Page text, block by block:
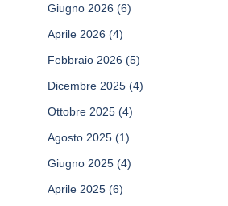
Giugno 2026 (6)
Aprile 2026 (4)
Febbraio 2026 (5)
Dicembre 2025 (4)
Ottobre 2025 (4)
Agosto 2025 (1)
Giugno 2025 (4)
Aprile 2025 (6)